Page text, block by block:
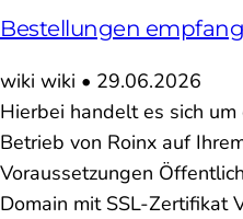
Bestellungen
wiki wiki • 29.06.2026
Hierbei handelt es sich
Betrieb von Roinx auf
Voraussetzungen
Domain mit SSL-Zertifikat